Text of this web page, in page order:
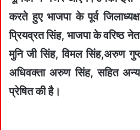
करते हुए भाजपा के पूर्व
प्रियव्रत सिंह, भाजपा के वरिष्ठ
मुनि जी सिंह, विमल सिंह,अरुण
अधिवक्ता अरुण सिंह, सहित
प्रेषित की है।